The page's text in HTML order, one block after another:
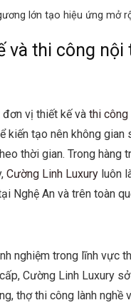
lớn tạo hiệu ứng mở
và thi công nội
vị thiết kế và thi
kiến tạo nên không gian
thời gian. Trong hàng
Cường Linh Luxury luôn
Nghệ An và trên toàn
nghiệm trong lĩnh vực
Cường Linh Luxury
thợ thi công lành nghề